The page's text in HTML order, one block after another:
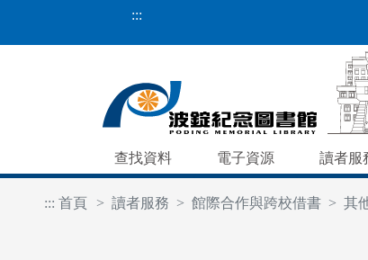
:::
查找資料 電子資源 讀者服
::: 首頁 讀者服務 館際合作與跨校借書 其